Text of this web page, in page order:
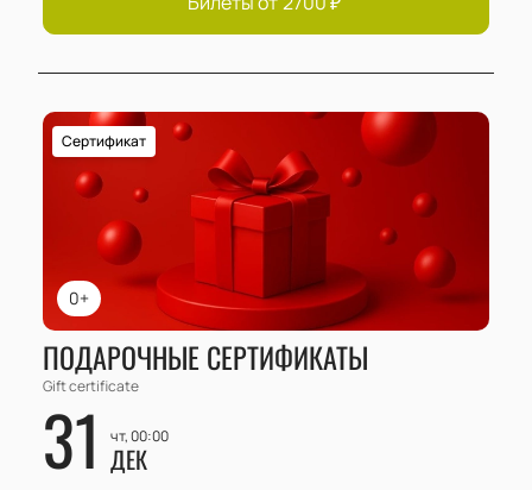
0+
Сертификат
ПОДАРОЧНЫЕ СЕРТИФИКАТЫ
Gift certificate
31 чт, 00:00
ДЕК